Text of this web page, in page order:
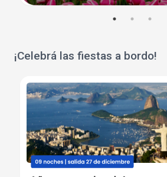
¡Celebrá las fiestas a bordo!